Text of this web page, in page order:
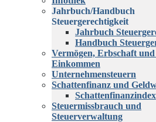
Jahrbuch/Handbuch
Steuergerechtigkeit
Jahrbuch
Handbuch
Vermögen, Erbschaft und
Einkommen
Unternehmensteuern
Schattenfinanz und
Schattenfinanzindex
Steuermissbrauch und
Steuerverwaltung